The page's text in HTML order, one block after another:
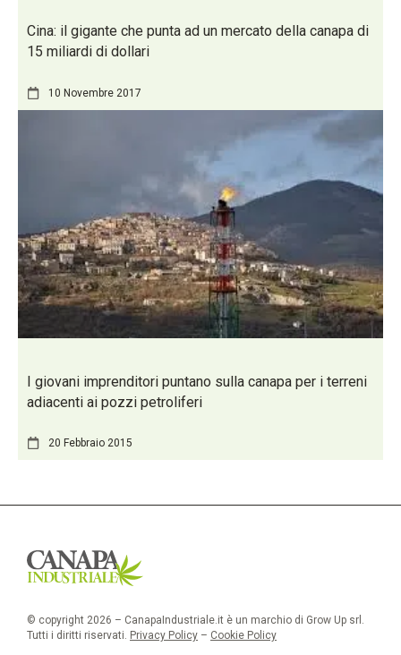
Cina: il gigante che punta ad un mercato della canapa di
15 miliardi di dollari
10 Novembre 2017
I giovani imprenditori puntano sulla canapa per i terreni
adiacenti ai pozzi petroliferi
20 Febbraio 2015
© copyright 2026 – CanapaIndustriale.it è un marchio di Grow Up srl.
Tutti i diritti riservati. Privacy Policy – Cookie Policy